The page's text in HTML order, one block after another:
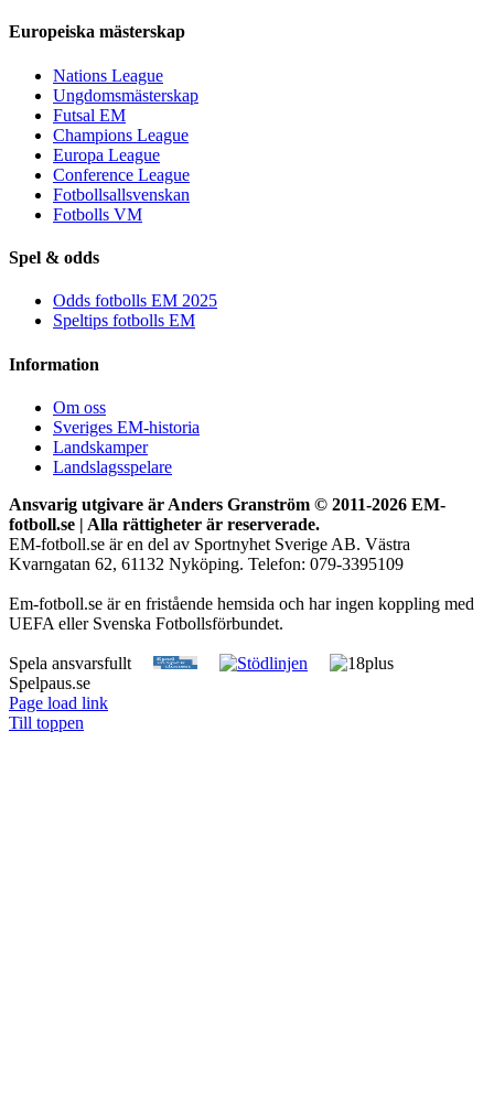
Europeiska mästerskap
Nations League
Ungdomsmästerskap
Futsal EM
Champions League
Europa League
Conference League
Fotbollsallsvenskan
Fotbolls VM
Spel & odds
Odds fotbolls EM 2025
Speltips fotbolls EM
Information
Om oss
Sveriges EM-historia
Landskamper
Landslagsspelare
Ansvarig utgivare är Anders Granström © 2011-2026 EM-
fotboll.se | Alla rättigheter är reserverade.
EM-fotboll.se är en del av Sportnyhet Sverige AB. Västra
Kvarngatan 62, 61132 Nyköping. Telefon: 079-3395109
Em-fotboll.se är en fristående hemsida och har ingen koppling med
UEFA eller Svenska Fotbollsförbundet.
Spela ansvarsfullt
Spelpaus.se
Page load link
Till toppen